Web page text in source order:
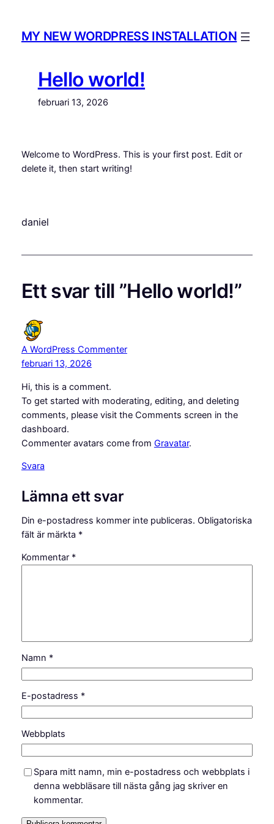
innehållMY NEW WORDPRESS INSTALLATION
Hello world!
februari 13, 2026
Welcome to WordPress. This is your first post. Edit or
delete it, then start writing!
daniel
Ett svar till ”Hello world!”
A WordPress Commenter
februari 13, 2026
Hi, this is a comment.
To get started with moderating, editing, and deleting
comments, please visit the Comments screen in the
dashboard.
Commenter avatars come from Gravatar.
Svara
Lämna ett svar
Din e-postadress kommer inte publiceras. Obligatoriska
fält är märkta *
Kommentar *
Namn *
E-postadress *
Webbplats
Spara mitt namn, min e-postadress och webbplats i
denna webbläsare till nästa gång jag skriver en
kommentar.